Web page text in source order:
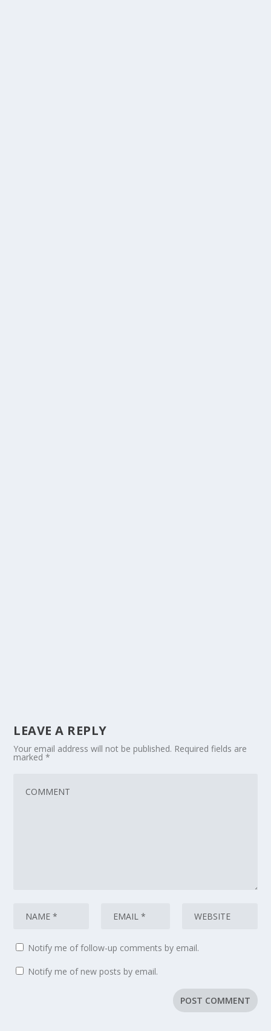
LEAVE A REPLY
Your email address will not be published. Required fields are
marked*
Notify me of follow-up comments by email.
Notify me of new posts by email.